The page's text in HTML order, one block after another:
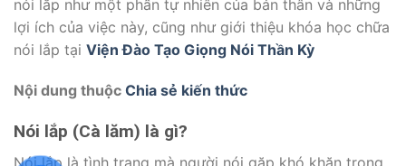
nói lắp như một phần tự nhiên của bản thân và những
lợi ích của việc này, cũng như giới thiệu khóa học chữa
nói lắp tại Viện Đào Tạo Giọng Nói Thần Kỳ
Nội dung thuộc Chia sẻ kiến thức
Nói lắp (Cà lăm) là gì?
Nói lắp là tình trạng mà người nói gặp khó khăn trong